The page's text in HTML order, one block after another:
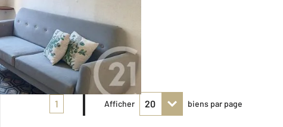
1 Afficher biens par page